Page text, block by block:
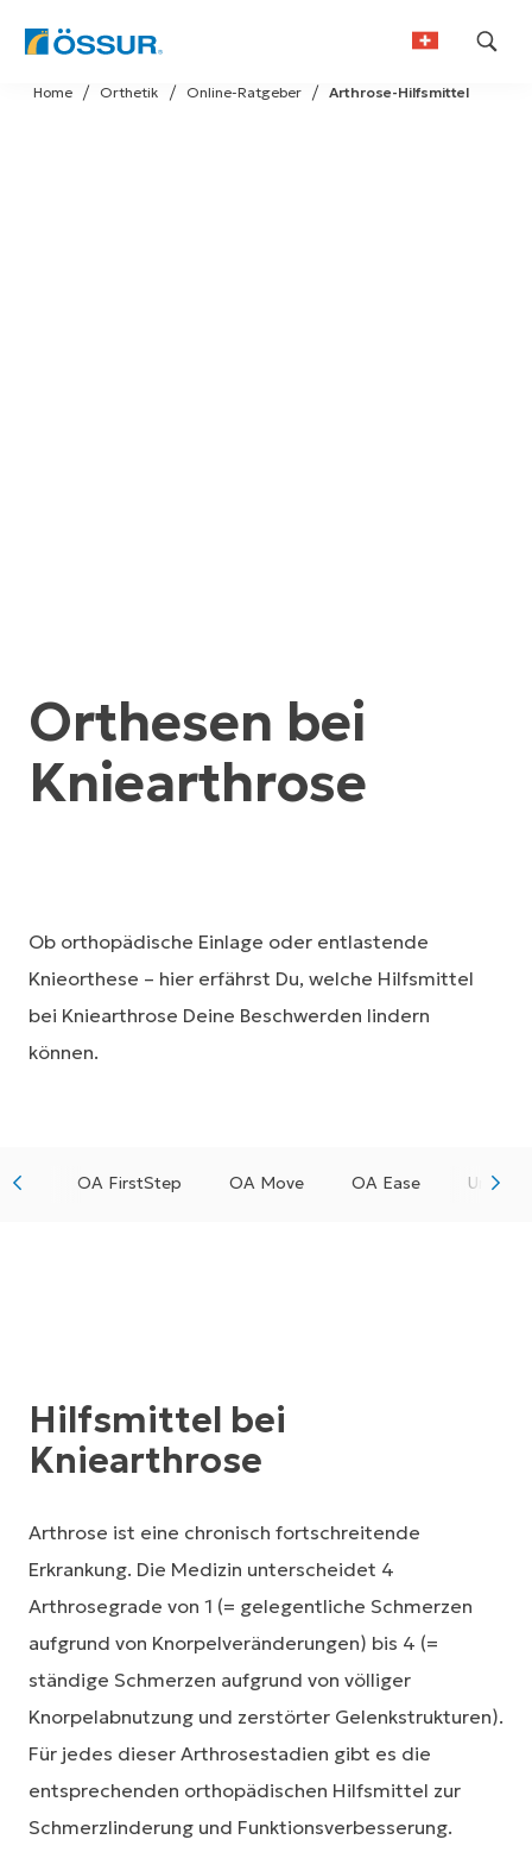
Skip
to
Arthrose-Hilfsmittel
Online-Ratgeber​
Orthetik
Home
Orthesen bei
Kniearthrose
Ob orthopädische Einlage oder entlastende
Knieorthese – hier erfährst Du, welche Hilfsmittel
bei Kniearthrose Deine Beschwerden lindern
können.
OA FirstStep OA Move OA Ease
Hilfsmittel bei
Kniearthrose
Arthrose ist eine chronisch fortschreitende
Erkrankung. Die Medizin unterscheidet 4
Arthrosegrade von 1 (= gelegentliche Schmerzen
aufgrund von Knorpelveränderungen) bis 4 (=
ständige Schmerzen aufgrund von völliger
Knorpelabnutzung und zerstörter Gelenkstrukturen).
Für jedes dieser Arthrosestadien gibt es die
entsprechenden orthopädischen Hilfsmittel zur
Schmerzlinderung und Funktionsverbesserung.